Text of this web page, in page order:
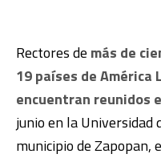
Rectores de más de
19 países de América
encuentran reunidos
junio en la Universidad
municipio de Zapopan,